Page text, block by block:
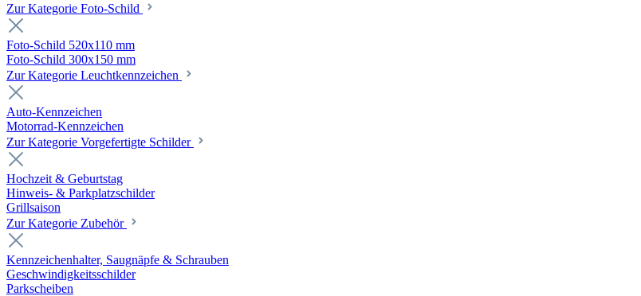
Zur Kategorie Foto-Schild
Foto-Schild 520x110 mm
Foto-Schild 300x150 mm
Zur Kategorie Leuchtkennzeichen
Auto-Kennzeichen
Motorrad-Kennzeichen
Zur Kategorie Vorgefertigte Schilder
Hochzeit & Geburtstag
Hinweis- & Parkplatzschilder
Grillsaison
Zur Kategorie Zubehör
Kennzeichenhalter, Saugnäpfe & Schrauben
Geschwindigkeitsschilder
Parkscheiben